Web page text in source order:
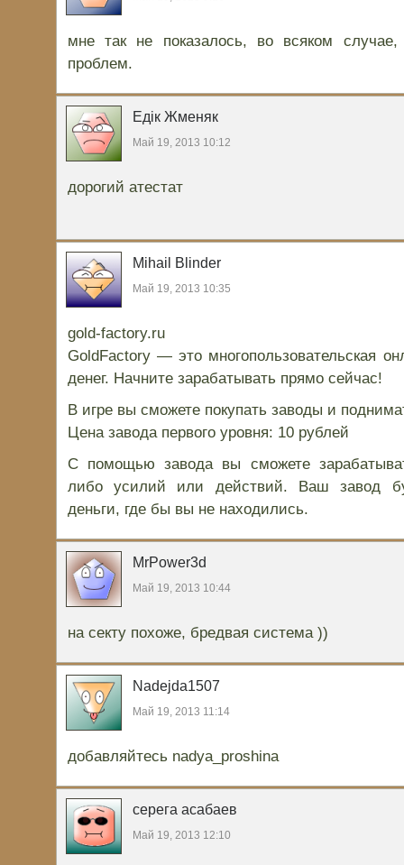
мне так не показалось, во всяком случае,
проблем.
Едік Жменяк
Май 19, 2013 10:12
дорогий атестат
Mihail Blinder
Май 19, 2013 10:35
gold-factory.ru
GoldFactory — это многопользовательская
денег. Начните зарабатывать прямо сейчас!
В игре вы сможете покупать заводы и
Цена завода первого уровня: 10 рублей
С помощью завода вы сможете
либо усилий или действий. Ваш завод
деньги, где бы вы не находились.
MrPower3d
Май 19, 2013 10:44
на секту похоже, бредвая система ))
Nadejda1507
Май 19, 2013 11:14
добавляйтесь nadya_proshina
серега асабаев
Май 19, 2013 12:10